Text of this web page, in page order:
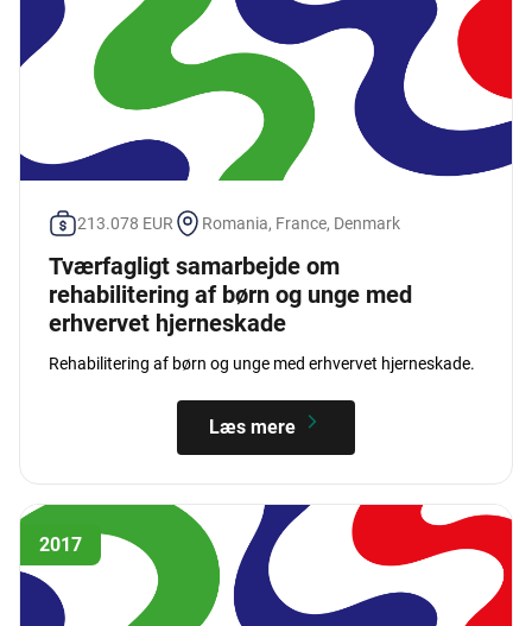
213.078 EUR Romania, France, Denmark
Tværfagligt samarbejde om
rehabilitering af børn og unge med
erhvervet hjerneskade
Rehabilitering af børn og unge med erhvervet hjerneskade.
Læs mere
2017